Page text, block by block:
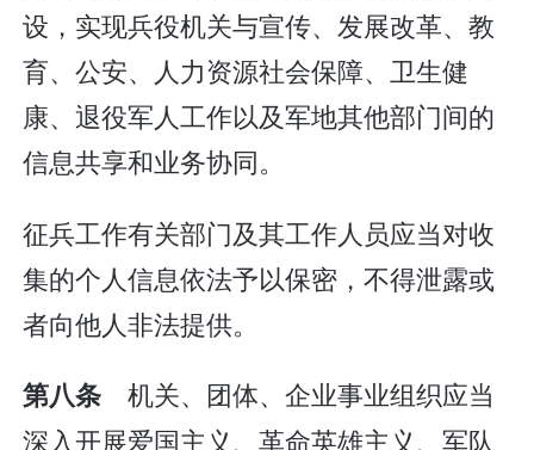
设，实现兵役机关与宣传、发展改革、教
育、公安、人力资源社会保障、卫生健
康、退役军人工作以及军地其他部门间的
信息共享和业务协同。
征兵工作有关部门及其工作人员应当对收
集的个人信息依法予以保密，不得泄露或
者向他人非法提供。
第八条 机关、团体、企业事业组织应当
深入开展爱国主义、革命英雄主义、军队